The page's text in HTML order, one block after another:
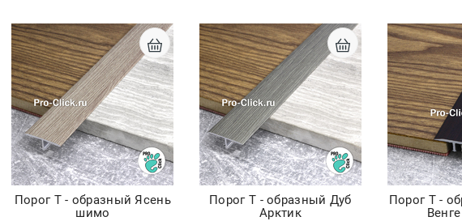
Порог Т - образный Ясень
шимо
Порог Т - образный Дуб
Арктик
Порог Т -